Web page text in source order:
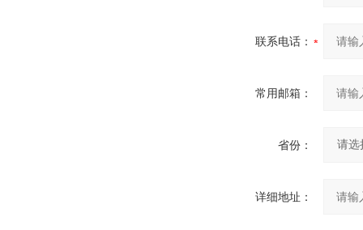
联系电话：
常用邮箱：
省份：
详细地址：